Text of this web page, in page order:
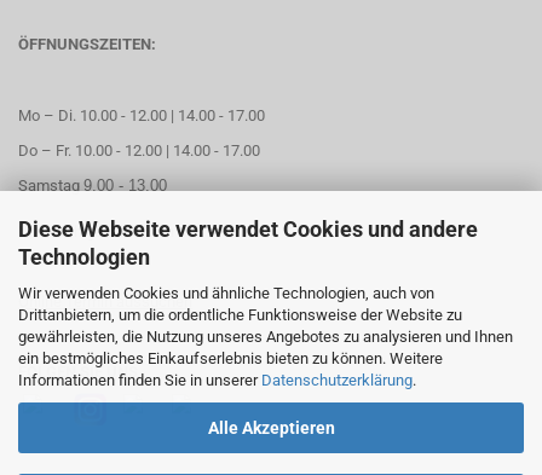
Diese Webseite verwendet Cookies und andere
Technologien
Wir verwenden Cookies und ähnliche Technologien, auch von
Drittanbietern, um die ordentliche Funktionsweise der Website zu
gewährleisten, die Nutzung unseres Angebotes zu analysieren und Ihnen
ein bestmögliches Einkaufserlebnis bieten zu können. Weitere
Informationen finden Sie in unserer Datenschutzerklärung.
Alle Akzeptieren
ÖFFNUNGSZEITEN:
Mo – Di. 10.00 - 12.00 | 14.00 - 17.00
Do – Fr. 10.00 - 12.00 | 14.00 - 17.00
Samstag 9.00 - 13.00
Mittwoch geschlossen
Online Termin aussuchen
FOLGEN SIE UNS